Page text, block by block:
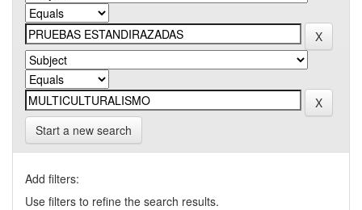
Start a new search
Add filters:
Use filters to refine the search results.